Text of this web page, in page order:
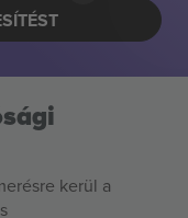
kerül a